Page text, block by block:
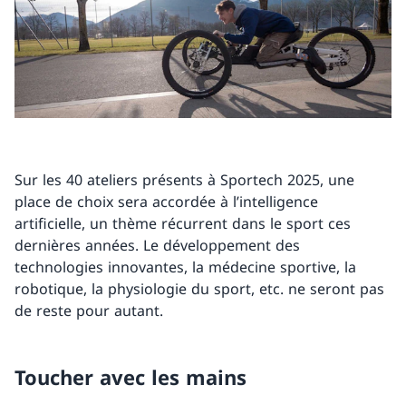
Sur les 40 ateliers présents à Sportech 2025, une
place de choix sera accordée à l’intelligence
artificielle, un thème récurrent dans le sport ces
dernières années. Le développement des
technologies innovantes, la médecine sportive, la
robotique, la physiologie du sport, etc. ne seront pas
de reste pour autant.
Toucher avec les mains